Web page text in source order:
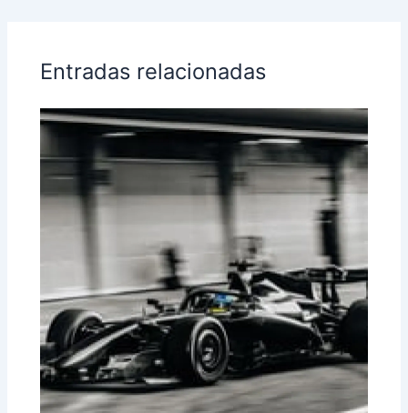
Entradas relacionadas